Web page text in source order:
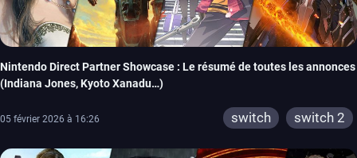
Nintendo Direct Partner Showcase : Le résumé de toutes les annonces
(Indiana Jones, Kyoto Xanadu…)
05 février 2026 à 16:26 switch switch 2